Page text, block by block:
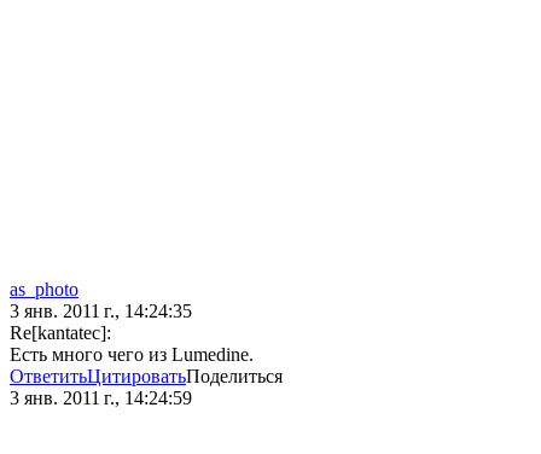
as_photo
3 янв. 2011 г., 14:24:35
Re[kantatec]:
Есть много чего из Lumedine.
ОтветитьЦитироватьПоделиться
3 янв. 2011 г., 14:24:59